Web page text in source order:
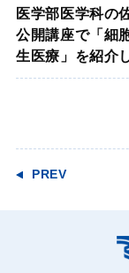
医学部医学科の
公開講座で「細
生医療」を紹介
PREV